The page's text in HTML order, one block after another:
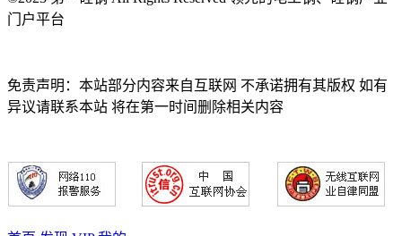
门户平台
免责声明：本站部分内容来自互联网 不承诺拥有其版权 如有
异议请联系本站 将在第一时间删除相关内容